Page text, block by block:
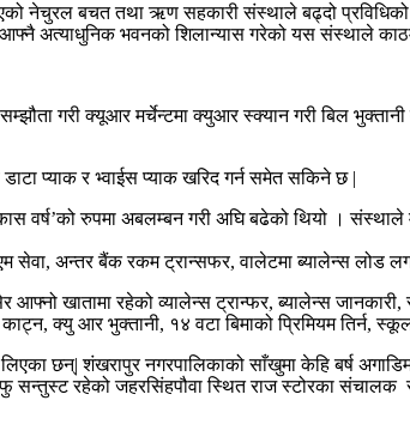
नेचुरल बचत तथा ऋण सहकारी संस्थाले बढ्दो
आफ्नै अत्याधुनिक भवनको शिलान्यास गरेको यस संस्थाले
गरी क्यूआर मर्चेन्टमा क्युआर स्क्यान गरी बिल
प्याक र भ्वाईस प्याक खरिद गर्न समेत सकिने छ |
वर्ष’को रुपमा अबलम्बन गरी अघि बढेको थियो ।
अन्तर बैंक रकम ट्रान्सफर, वालेटमा ब्यालेन्स लोड
खातामा रहेको व्यालेन्स ट्रान्फर, ब्यालेन्स
काट्न, क्यु आर भुक्तानी, १४ वटा बिमाको प्रिमियम
छन्| शंखरापुर नगरपालिकाको साँखुमा केहि बर्ष
रहेको जहरसिंहपौवा स्थित राज स्टोरका संचालक